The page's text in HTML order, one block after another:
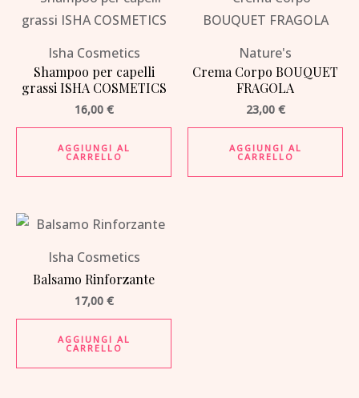
Isha Cosmetics
Shampoo per capelli
grassi ISHA COSMETICS
16,00 €
AGGIUNGI AL
CARRELLO
Nature's
Crema Corpo BOUQUET
FRAGOLA
23,00 €
AGGIUNGI AL
CARRELLO
Isha Cosmetics
Balsamo Rinforzante
17,00 €
AGGIUNGI AL
CARRELLO